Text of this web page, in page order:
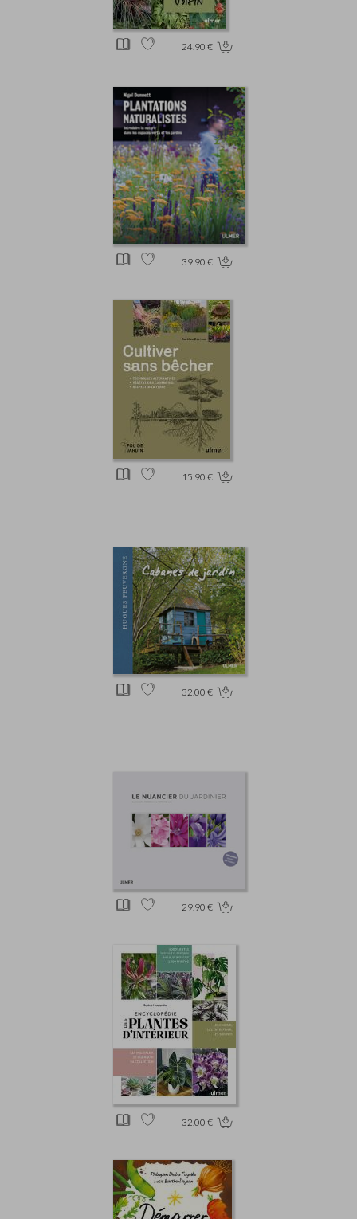
24.90 €
39.90 €
15.90 €
32.00 €
29.90 €
32.00 €